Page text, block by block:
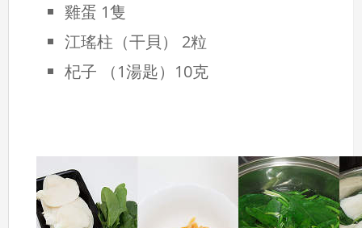
雞蛋 1隻
江瑤柱（干貝） 2粒
杞子 （1湯匙）10克